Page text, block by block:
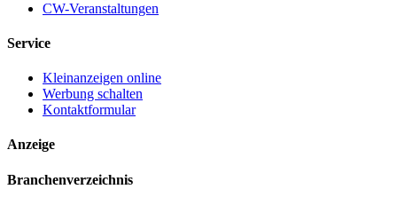
CW-Veranstaltungen
Service
Kleinanzeigen online
Werbung schalten
Kontaktformular
Anzeige
Branchenverzeichnis